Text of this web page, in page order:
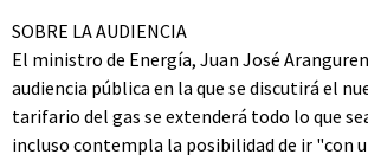
SOBRE LA AUDIENCIA
El ministro de Energía, Juan José
audiencia pública en la que se discutirá el
tarifario del gas se extenderá todo lo que
incluso contempla la posibilidad de ir "con